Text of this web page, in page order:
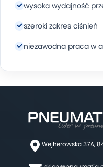
Dane techniczne:
Przyłącze
Zużycie powietrza:
Długość: 270 mm
Średnica: 29 mm
Waga: 0.66 kg
wysoka wydajność
szeroki zakres ciśnień
niezawodna praca w
Wejherowska 37A,